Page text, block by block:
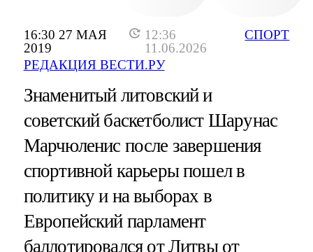
16:30 27 МАЯ
2019
12:36
11.06.2026
РЕДАКЦИЯ ВЕСТИ.РУ
СПОРТ
Знаменитый литовский и
советский баскетболист Шарунас
Марчюленис после завершения
спортивной карьеры пошел в
политику и на выборах в
Европейский парламент
баллотировался от Литвы от